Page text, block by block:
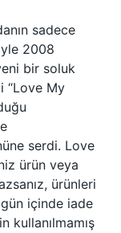
sadece
2008
bir soluk
“Love My
serdi. Love
ürün veya
ürünleri
içinde iade
kullanılmamış